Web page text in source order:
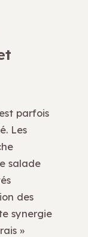
parfois
Les
salade
des
synergie
»